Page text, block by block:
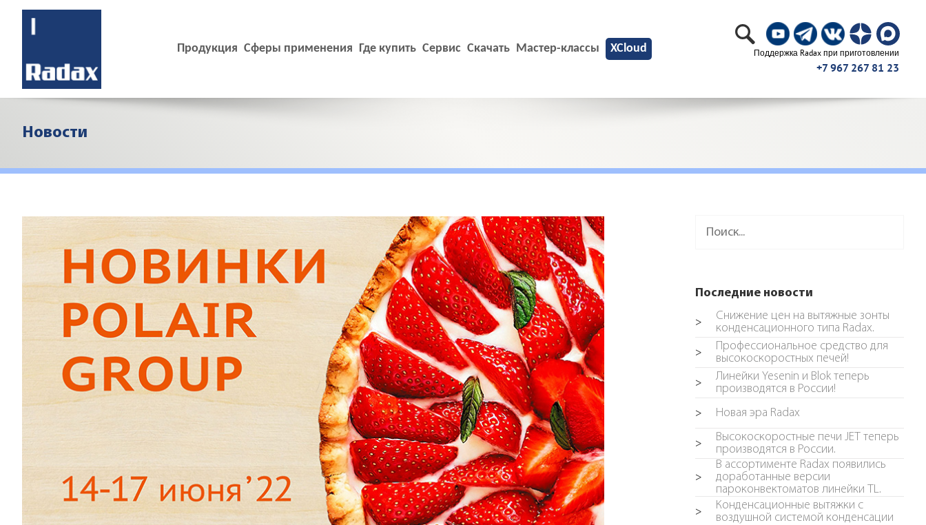
Продукция Сферы применения Где купить Сервис Скачать Мастер-классы XCloud Поддержка Radax при приготовлении
+7 967 267 81 23
Новости
Последние новости
>
Снижение цен на вытяжные зонты
конденсационного типа Radax.
>
Профессиональное средство для
высокоскоростных печей!
>
Линейки Yesenin и Blok теперь
производятся в России!
> Новая эра Radax
>
Высокоскоростные печи JET теперь
производятся в России.
>
В ассортименте Radax появились
доработанные версии
пароконвектоматов линейки TL.
>
Конденсационные вытяжки с
воздушной системой конденсации